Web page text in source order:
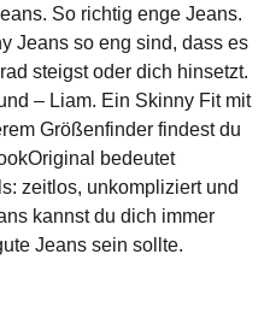
So richtig enge Jeans.
Jeans so eng sind, dass es
steigst oder dich hinsetzt.
– Liam. Ein Skinny Fit mit
Größenfinder findest du
bedeutet
zeitlos, unkompliziert und
kannst du dich immer
Jeans sein sollte.